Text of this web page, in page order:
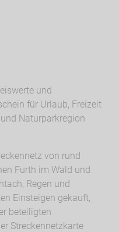
und
für Urlaub, Freizeit
Naturparkregion
von rund
Furth im Wald und
Regen und
Einsteigen gekauft,
beteiligten
Streckennetzkarte